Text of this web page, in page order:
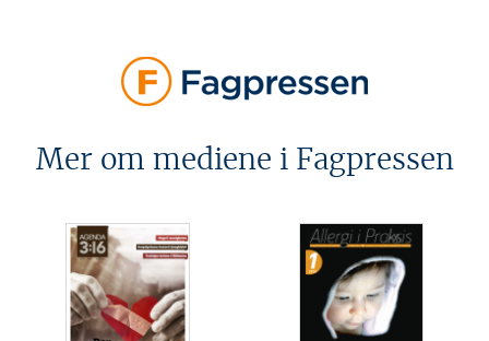
Mer om mediene i Fagpressen